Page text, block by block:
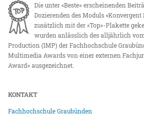
Die unter «Beste» erscheinenden
Dozierenden des Moduls «Konvergent
zusätzlich mit der «Top»-Plakette
wurden anlässlich des alljährlich
Production (IMP) der Fachhochschule
Multimedia Awards von einer externen
Award» ausgezeichnet.
KONTAKT
Fachhochschule Graubünden